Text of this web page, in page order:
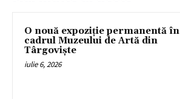
O nouă expoziție permanentă în
cadrul Muzeului de Artă din
Târgoviște
iulie 6, 2026